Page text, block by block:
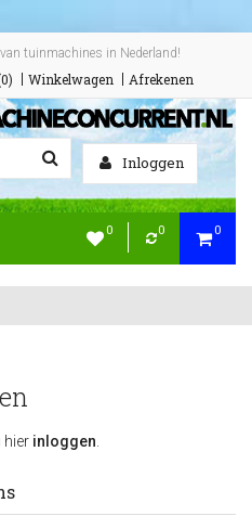
tuinmachines in Nederland!
Winkelwagen Afrekenen
Inloggen
0 0 0
hier inloggen